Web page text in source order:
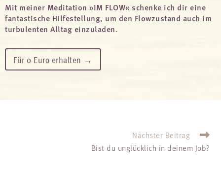
Mit meiner Meditation »IM FLOW« schenke ich dir eine
fantastische Hilfestellung, um den Flowzustand auch im
turbulenten Alltag einzuladen.
Für 0 Euro erhalten →
Nächster Beitrag
Bist du unglücklich in deinem Job?